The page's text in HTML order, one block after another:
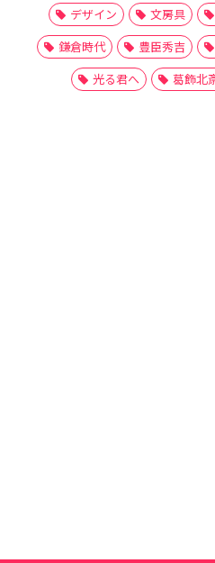
デザイン
文房具
鎌倉時代
豊臣秀吉
光る君へ
葛飾北